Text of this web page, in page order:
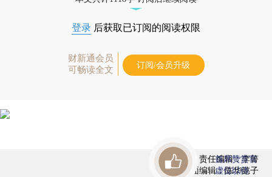
登录 后获取已订阅的阅读权限
财新通会员
可畅读全文
订阅/会员升级
责任编辑：李箐
版面编辑：陈华懿子
首席赞赏官
虚位以待